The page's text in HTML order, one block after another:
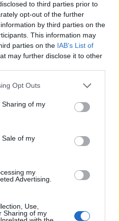
to third parties prior to
opt-out of the further
by third parties on the
This information may
parties on the IAB’s List of
may further disclose it to other
Opt Outs
of my
of my
my
Advertising.
Use,
Sharing of my
al3-5-2
attuato dal suo
fatto che come
.